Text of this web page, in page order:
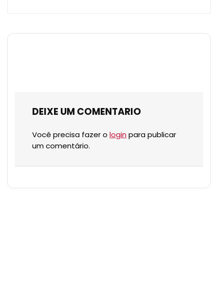
DEIXE UM COMENTARIO
Você precisa fazer o login para publicar
um comentário.